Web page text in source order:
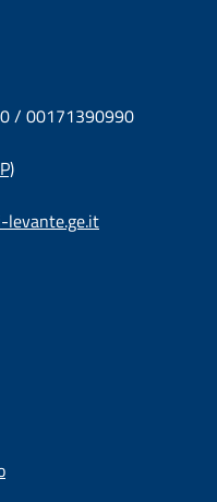
/ 00171390990
levante.ge.it